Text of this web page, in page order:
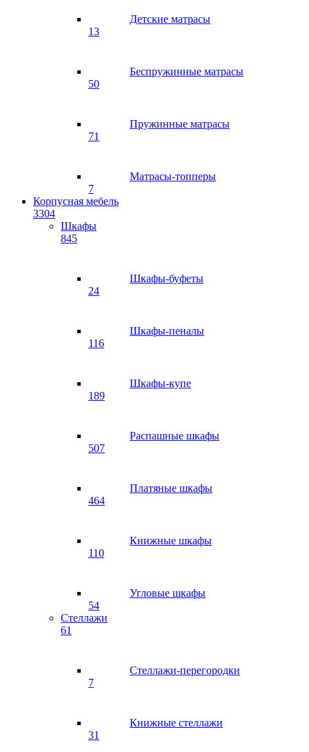
Детские матрасы
13
Беспружинные матрасы
50
Пружинные матрасы
71
Матрасы-топперы
7
Корпусная мебель
3304
Шкафы
845
Шкафы-буфеты
24
Шкафы-пеналы
116
Шкафы-купе
189
Распашные шкафы
507
Платяные шкафы
464
Книжные шкафы
110
Угловые шкафы
54
Стеллажи
61
Стеллажи-перегородки
7
Книжные стеллажи
31